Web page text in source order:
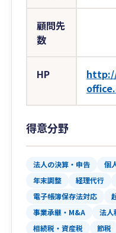
顧問先
数
HP
得意分野
法人の決算・申告 個
年末調整
経理代行
電子帳簿保存法対応
事業承継・M&A
法人
相続税・資産税
節税